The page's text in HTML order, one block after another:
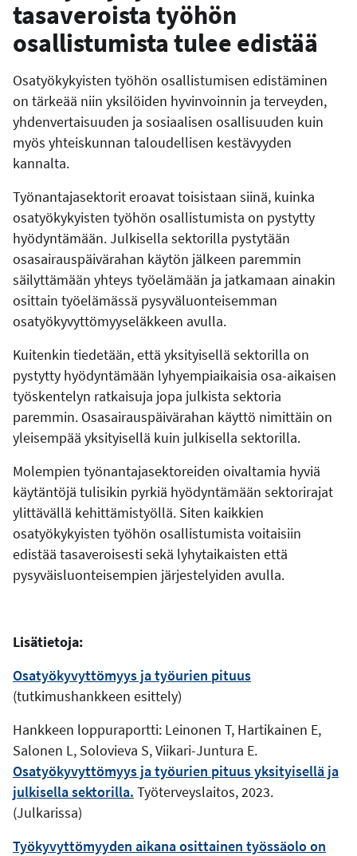
tasaveroista työhön
osallistumista tulee edistää
Osatyökykyisten työhön osallistumisen edistäminen
on tärkeää niin yksilöiden hyvinvoinnin ja terveyden,
yhdenvertaisuuden ja sosiaalisen osallisuuden kuin
myös yhteiskunnan taloudellisen kestävyyden
kannalta.
Työnantajasektorit eroavat toisistaan siinä, kuinka
osatyökykyisten työhön osallistumista on pystytty
hyödyntämään. Julkisella sektorilla pystytään
osasairauspäivärahan käytön jälkeen paremmin
säilyttämään yhteys työelämään ja jatkamaan ainakin
osittain työelämässä pysyväluonteisemman
osatyökyvyttömyyseläkkeen avulla.
Kuitenkin tiedetään, että yksityisellä sektorilla on
pystytty hyödyntämään lyhyempiaikaisia osa-aikaisen
työskentelyn ratkaisuja jopa julkista sektoria
paremmin. Osasairauspäivärahan käyttö nimittäin on
yleisempää yksityisellä kuin julkisella sektorilla.
Molempien työnantajasektoreiden oivaltamia hyviä
käytäntöjä tulisikin pyrkiä hyödyntämään sektorirajat
ylittävällä kehittämistyöllä. Siten kaikkien
osatyökykyisten työhön osallistumista voitaisiin
edistää tasaveroisesti sekä lyhytaikaisten että
pysyväisluonteisempien järjestelyiden avulla.
Lisätietoja:
Osatyökyvyttömyys ja työurien pituus
(tutkimushankkeen esittely)
Hankkeen loppuraportti: Leinonen T, Hartikainen E,
Salonen L, Solovieva S, Viikari-Juntura E.
Osatyökyvyttömyys ja työurien pituus yksityisellä ja
julkisella sektorilla. Työterveyslaitos, 2023.
(Julkarissa)
Työkyvyttömyyden aikana osittainen työssäolo on